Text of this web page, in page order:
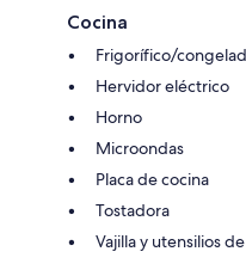
Cocina
Frigorífico/
Hervidor eléctrico
Horno
Microondas
Placa de cocina
Tostadora
Vajilla y utensilios